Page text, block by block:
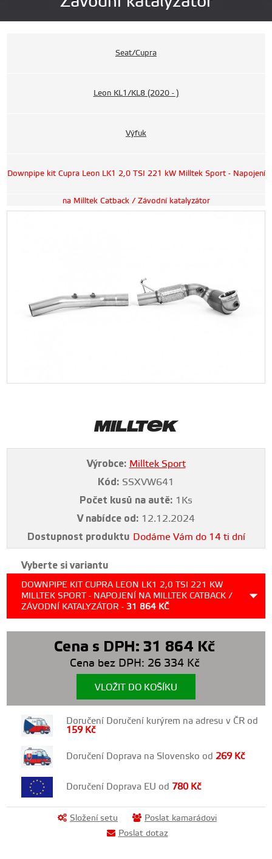
Seat/Cupra
Leon KL1/KL8 (2020 - )
Výfuk
Downpipe kit Cupra Leon LK1 2,0 TSI 221 kW Milltek Sport - Napojení
na Milltek Catback / Závodní katalyzátor
Výrobce: Milltek Sport
Kód: SSXVW641
Počet kusů na autě: 1Ks
V nabídce od: 12.12.2024
Dostupnost produktu Dodáme Vám do 14 ti dní
Vyberte si variantu
DOWNPIPE KIT CUPRA LEON LK1 2,0 TSI 221 KW
MILLTEK SPORT - NAPOJENÍ NA MILLTEK CATBACK /
ZÁVODNÍ KATALYZÁTOR -31 864 KČ
Cena s DPH: 31 864 Kč
Cena bez DPH: 26 334 Kč
VLOŽIT DO KOŠÍKU
Doručení Doručení kurýrem na adresu v ČR od
159 Kč
Doručení Doprava na Slovensko od269 Kč
Doručení Doprava EU od 780 Kč
Složení setu
Poslat kamarádovi
Poslat dotaz